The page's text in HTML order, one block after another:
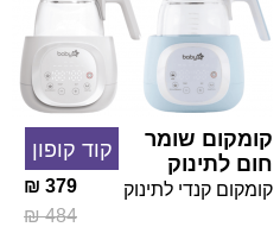
קומקום שומר
חום לתינוק
קומקום קנדי לתינוק
קוד קופון
379 ₪
484 ₪